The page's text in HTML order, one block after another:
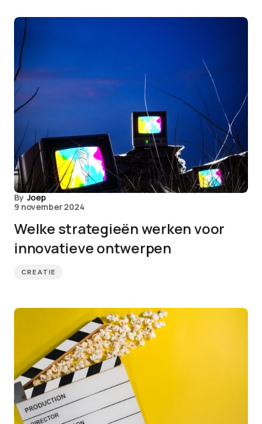
By Joep
9 november 2024
Welke strategieën werken voor
innovatieve ontwerpen
CREATIE